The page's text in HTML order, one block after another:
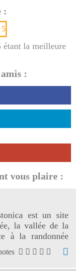
:
5
étant la meilleure
:
vous plaire :
est un site
la vallée de la
à la randonnée